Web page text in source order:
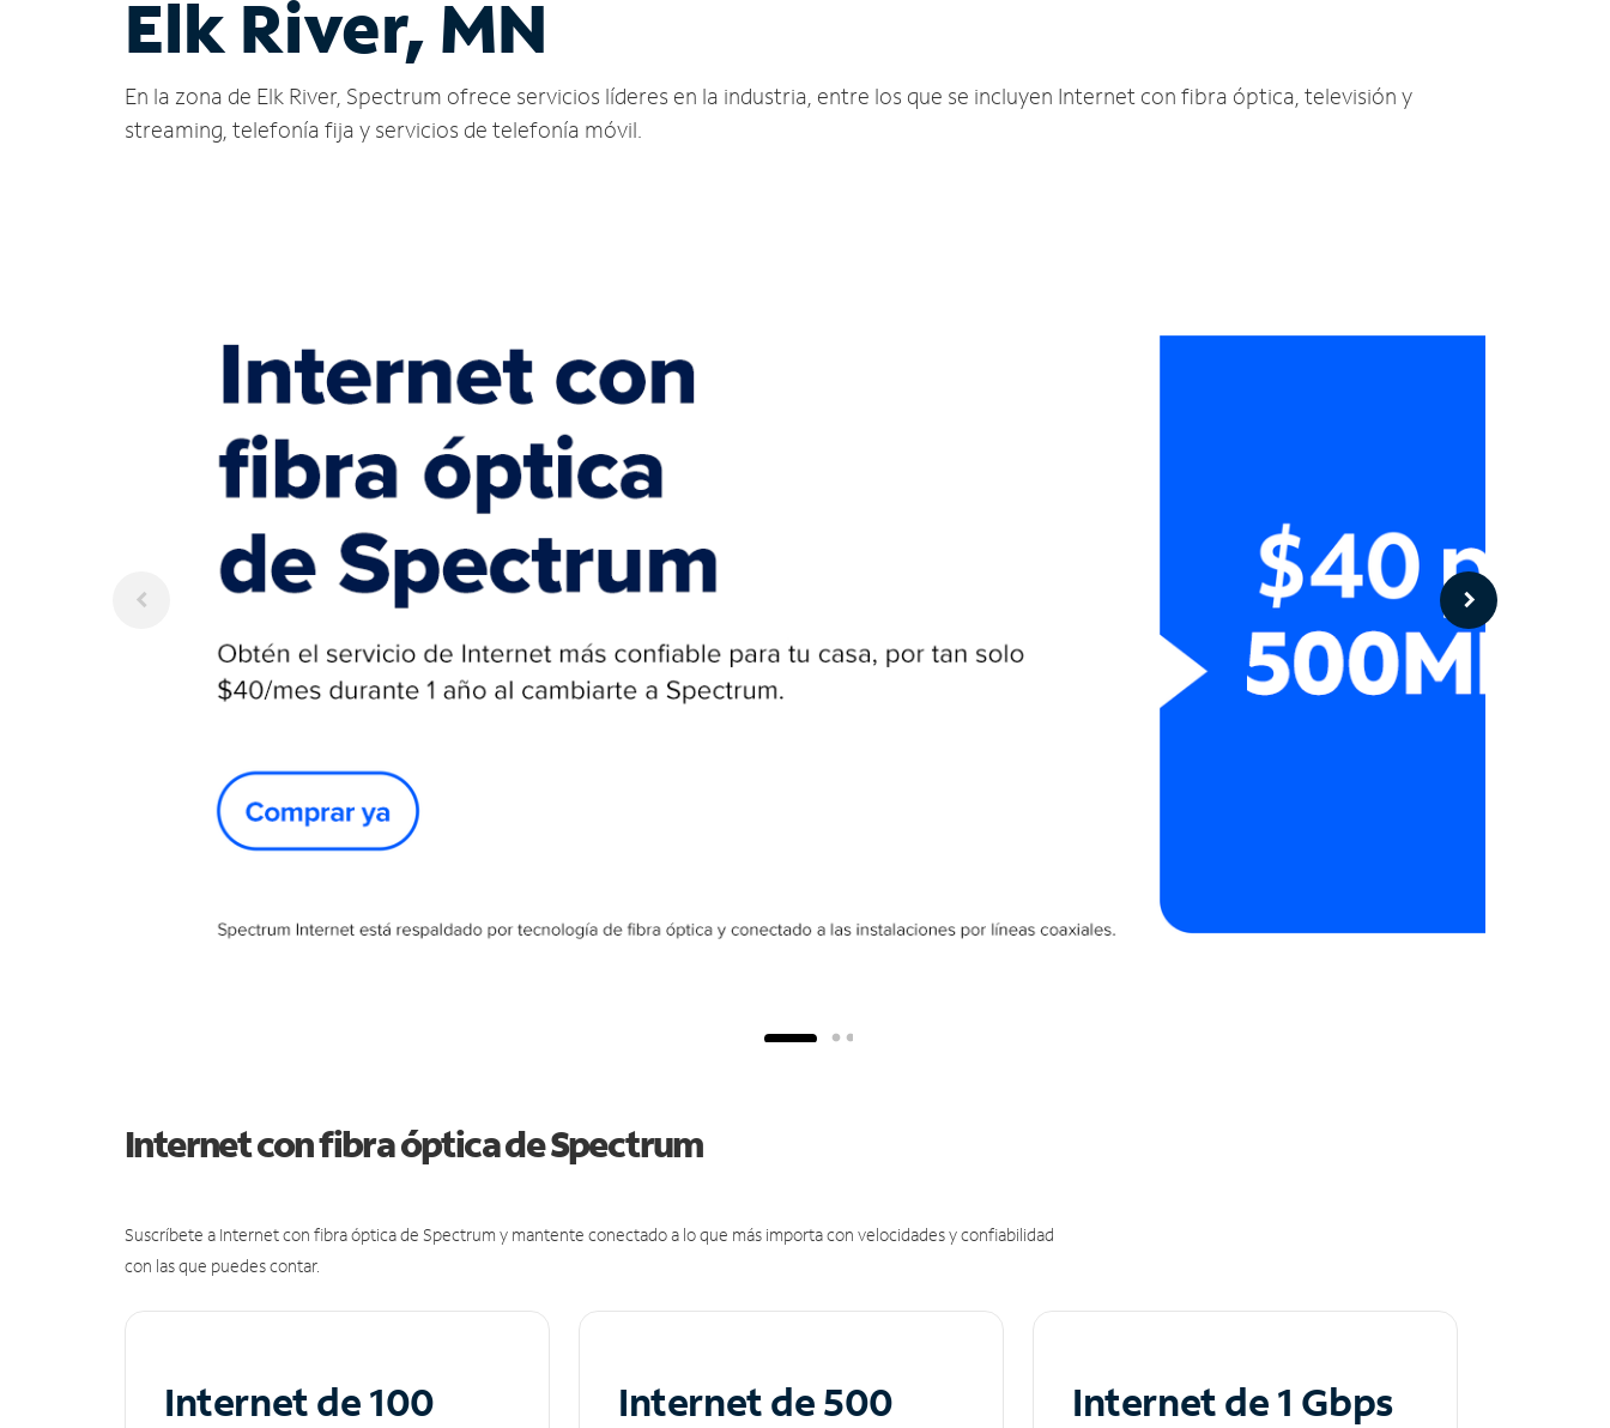
Elk River, MN
En la zona de Elk River, Spectrum ofrece servicios líderes en la industria, entre los que se incluyen Internet con fibra óptica, televisión y
streaming, telefonía fija y servicios de telefonía móvil.
Internet con fibra óptica de Spectrum
Suscríbete a Internet con fibra óptica de Spectrum y mantente conectado a lo que más importa con velocidades y confiabilidad
con las que puedes contar.
Internet de 100
Internet de 500
Internet de 1 Gbps